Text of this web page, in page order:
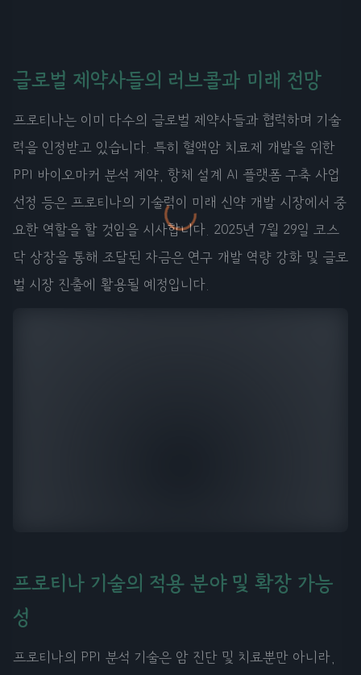
글로벌 제약사들의 러브콜과 미래 전망
프로티나는 이미 다수의 글로벌 제약사들과 협력하며 기술
력을 인정받고 있습니다. 특히 혈액암 치료제 개발을 위한
PPI 바이오마커 분석 계약, 항체 설계 AI 플랫폼 구축 사업
선정 등은 프로티나의 기술력이 미래 신약 개발 시장에서 중
요한 역할을 할 것임을 시사합니다. 2025년 7월 29일 코스
닥 상장을 통해 조달된 자금은 연구 개발 역량 강화 및 글로
벌 시장 진출에 활용될 예정입니다.
프로티나 기술의 적용 분야 및 확장 가능
성
프로티나의 PPI 분석 기술은 암 진단 및 치료뿐만 아니라,